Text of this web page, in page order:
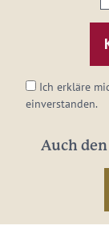
Ich erkläre
einverstanden.
Auch